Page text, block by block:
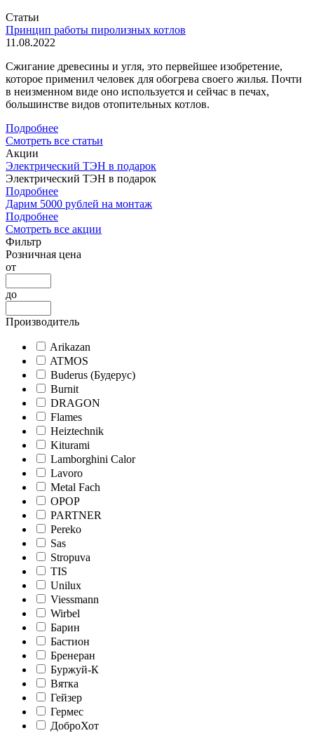
Статьи
Принцип работы пиролизных котлов
11.08.2022
Сжигание древесины и угля, это первейшее изобретение,
которое применил человек для обогрева своего жилья. Почти
в неизменном виде оно используется и сейчас в печах,
большинстве видов отопительных котлов.
Подробнее
Смотреть все статьи
Акции
Электрический ТЭН в подарок
Электрический ТЭН в подарок
Подробнее
Дарим 5000 рублей на монтаж
Подробнее
Смотреть все акции
Фильтр
Розничная цена
от
до
Производитель
Arikazan
ATMOS
Buderus (Будерус)
Burnit
DRAGON
Flames
Heiztechnik
Kiturami
Lamborghini Calor
Lavoro
Metal Fach
OPOP
PARTNER
Pereko
Sas
Stropuva
TIS
Unilux
Viessmann
Wirbel
Барин
Бастион
Бренеран
Буржуй-К
Вятка
Гейзер
Гермес
ДоброХот